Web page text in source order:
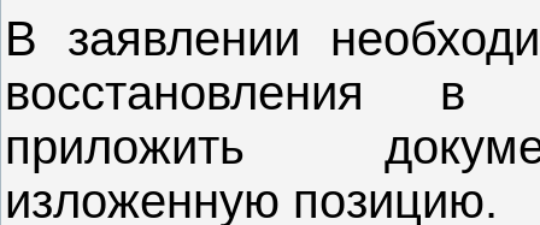
В заявлении
восстановления в
приложить
изложенную позицию.